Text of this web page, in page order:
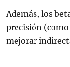
Además, los
precisión
mejorar